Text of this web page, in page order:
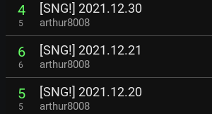
4
5
[SNG!] 2021.12.30
arthur8008
6
6
[SNG!] 2021.12.21
arthur8008
5
5
[SNG!] 2021.12.20
arthur8008